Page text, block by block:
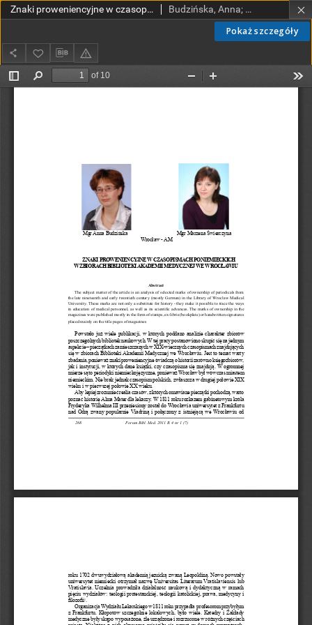
Pokaż szczegóły
Znaki proweniencyjne w czasopismach poniemieckich w zbiorach Biblioteki Akademii Medycznej we Wrocławiu Budzińska, Anna; Świerczyna Marzena